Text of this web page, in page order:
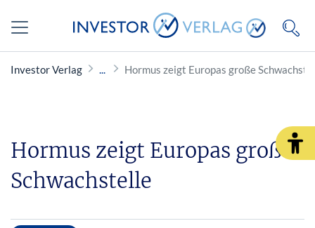
Investor Verlag Hormus zeigt Europas große
Hormus zeigt Europas große
Schwachstelle